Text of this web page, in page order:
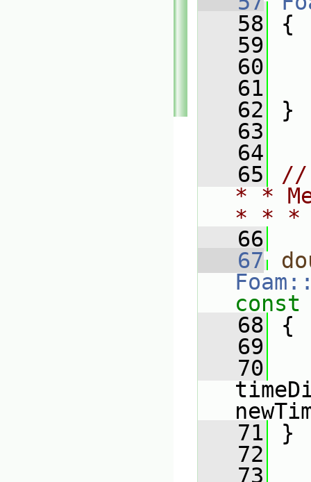
   58
{
   59
   60
   61
   62
}
   63
   64
   65
//
* *
* *
   66
   67
const
   68
{
   69
   70
   71
}
   72
   73